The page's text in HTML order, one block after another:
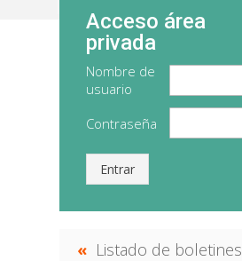
Acceso área
privada
Nombre de
usuario
Contraseña
Entrar
Listado de boletines